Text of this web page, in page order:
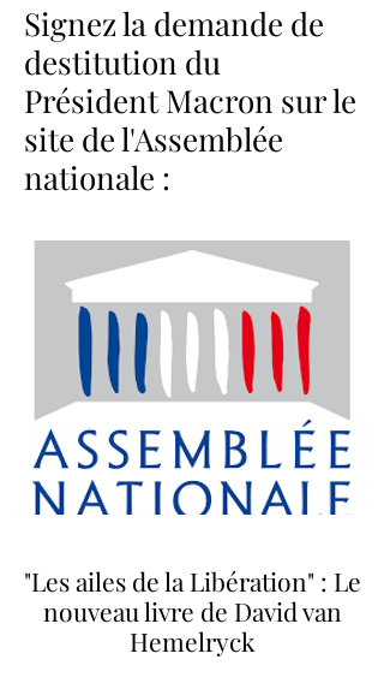
Signez la demande de
destitution du
Président Macron sur le
site de l'Assemblée
nationale :
"Les ailes de la Libération" : Le
nouveau livre de David van
Hemelryck